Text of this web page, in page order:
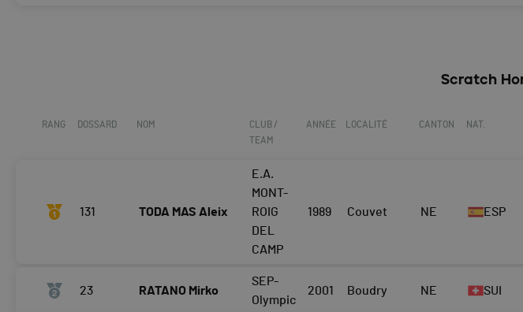
Scratch
RANG DOSSARD NOM
CLUB /
TEAM
ANNÉE LOCALITÉ CANTON NAT.
131 TODA MAS Aleix
E.A.
MONT-
ROIG
DEL
CAMP
1989 Couvet NE ESP
23 RATANO Mirko
SEP-
Olympic
2001 Boudry NE SUI